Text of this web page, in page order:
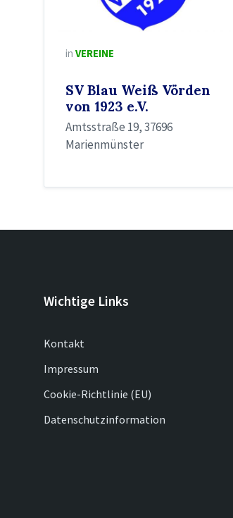
in VEREINE
SV Blau Weiß Vörden
von 1923 e.V.
Amtsstraße 19, 37696
Marienmünster
Wichtige Links
Kontakt
Impressum
Cookie-Richtlinie (EU)
Datenschutzinformation